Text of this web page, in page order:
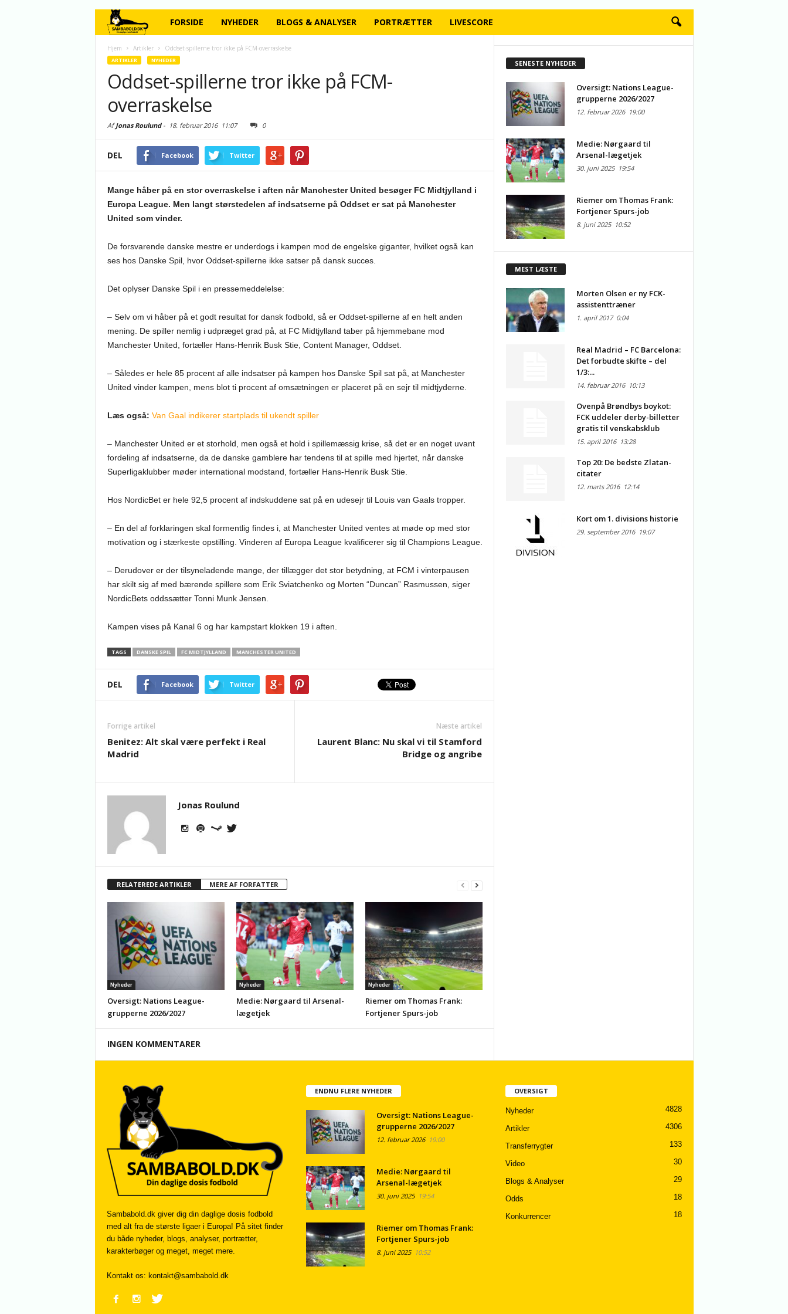
FORSIDE NYHEDER BLOGS & ANALYSER PORTRÆTTER LIVESCORE
Hjem Artikler Oddset-spillerne tror ikke på FCM-overraskelse
ARTIKLER NYHEDER
Oddset-spillerne tror ikke på FCM-
overraskelse
AfJonas Roulund- 18. februar 201611:07 0
DEL Facebook Twitter
Mange håber på en stor overraskelse i aften når Manchester United besøger FC Midtjylland i
Europa League. Men langt størstedelen af indsatserne på Oddset er sat på Manchester
United som vinder.
De forsvarende danske mestre er underdogs i kampen mod de engelske giganter, hvilket også kan
ses hos Danske Spil, hvor Oddset-spillerne ikke satser på dansk succes.
Det oplyser Danske Spil i en pressemeddelelse:
– Selv om vi håber på et godt resultat for dansk fodbold, så er Oddset-spillerne af en helt anden
mening. De spiller nemlig i udpræget grad på, at FC Midtjylland taber på hjemmebane mod
Manchester United, fortæller Hans-Henrik Busk Stie, Content Manager, Oddset.
– Således er hele 85 procent af alle indsatser på kampen hos Danske Spil sat på, at Manchester
United vinder kampen, mens blot ti procent af omsætningen er placeret på en sejr til midtjyderne.
Læs også: Van Gaal indikerer startplads til ukendt spiller
– Manchester United er et storhold, men også et hold i spillemæssig krise, så det er en noget uvant
fordeling af indsatserne, da de danske gamblere har tendens til at spille med hjertet, når danske
Superligaklubber møder international modstand, fortæller Hans-Henrik Busk Stie.
Hos NordicBet er hele 92,5 procent af indskuddene sat på en udesejr til Louis van Gaals tropper.
– En del af forklaringen skal formentlig findes i, at Manchester United ventes at møde op med stor
motivation og i stærkeste opstilling. Vinderen af Europa League kvalificerer sig til Champions League.
– Derudover er der tilsyneladende mange, der tillægger det stor betydning, at FCM i vinterpausen
har skilt sig af med bærende spillere som Erik Sviatchenko og Morten “Duncan” Rasmussen, siger
NordicBets oddssætter Tonni Munk Jensen.
Kampen vises på Kanal 6 og har kampstart klokken 19 i aften.
TAGS DANSKE SPIL FC MIDTJYLLAND MANCHESTER UNITED
DEL Facebook Twitter
Forrige artikel
Benitez: Alt skal være perfekt i Real
Madrid
Næste artikel
Laurent Blanc: Nu skal vi til Stamford
Bridge og angribe
Jonas Roulund
RELATEREDE ARTIKLER MERE AF FORFATTER
Nyheder
Oversigt: Nations League-
grupperne 2026/2027
Nyheder
Medie: Nørgaard til Arsenal-
lægetjek
Nyheder
Riemer om Thomas Frank:
Fortjener Spurs-job
INGEN KOMMENTARER
SENESTE NYHEDER
Oversigt: Nations League-
grupperne 2026/2027
12. februar 202619:00
Medie: Nørgaard til
Arsenal-lægetjek
30. juni 202519:54
Riemer om Thomas Frank:
Fortjener Spurs-job
8. juni 202510:52
MEST LÆSTE
Morten Olsen er ny FCK-
assistenttræner
1. april 20170:04
Real Madrid – FC Barcelona:
Det forbudte skifte – del
1/3:...
14. februar 201610:13
Ovenpå Brøndbys boykot:
FCK uddeler derby-billetter
gratis til venskabsklub
15. april 201613:28
Top 20: De bedste Zlatan-
citater
12. marts 201612:14
Kort om 1. divisions historie
29. september 201619:07
Sambabold.dk giver dig din daglige dosis fodbold
med alt fra de største ligaer i Europa! På sitet finder
du både nyheder, blogs, analyser, portrætter,
karakterbøger og meget, meget mere.
Kontakt os: kontakt@sambabold.dk
ENDNU FLERE NYHEDER
Oversigt: Nations League-
grupperne 2026/2027
12. februar 202619:00
Medie: Nørgaard til
Arsenal-lægetjek
30. juni 202519:54
Riemer om Thomas Frank:
Fortjener Spurs-job
8. juni 202510:52
OVERSIGT
Nyheder 4828
Artikler 4306
Transferrygter 133
Video 30
Blogs & Analyser 29
Odds 18
Konkurrencer 18